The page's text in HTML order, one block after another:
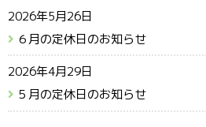
2026年5月26日
６月の定休日のお知らせ
2026年4月29日
５月の定休日のお知らせ